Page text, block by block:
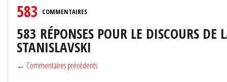
583 COMMENTAIRES
583 RÉPONSES POUR LE DISCOURS DE
STANISLAVSKI
← Commentaires précédents